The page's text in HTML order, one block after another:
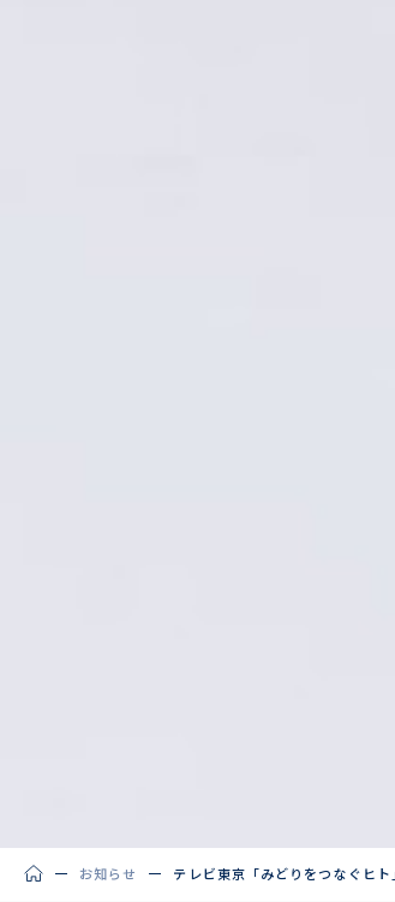
お知らせ テレビ東京「みどりをつなぐヒ